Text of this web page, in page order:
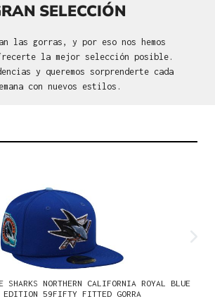
SELECCIÓN
las gorras, y por eso nos hemos
la mejor selección posible.
y queremos sorprenderte cada
con nuevos estilos.
productos
SHARKS NORTHERN CALIFORNIA ROYAL BLUE
EDITION 59FIFTY FITTED GORRA